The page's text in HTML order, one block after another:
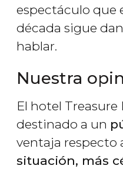
espectáculo que
década sigue
hablar.
Nuestra
El hotel Treasure
destinado a un
ventaja respecto
situación, más